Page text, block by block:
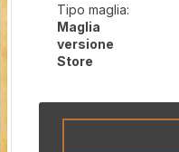
Tipo maglia:
Maglia
versione
Store